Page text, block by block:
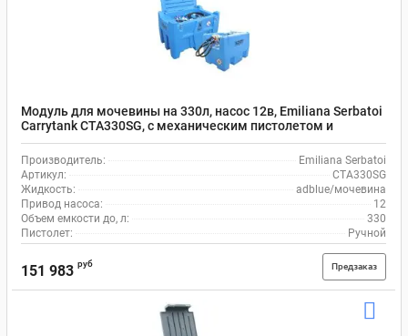
Модуль для мочевины на 330л, насос 12в, Emiliana Serbatoi
Carrytank CTA330SG, с механическим пистолетом и
шлангом на 4 м
Производитель:
Emiliana Serbatoi
Артикул:
CTA330SG
Жидкость:
adblue/мочевина
Привод насоса:
12
Объем емкости до, л:
330
Пистолет:
Ручной
151 983 руб Предзаказ